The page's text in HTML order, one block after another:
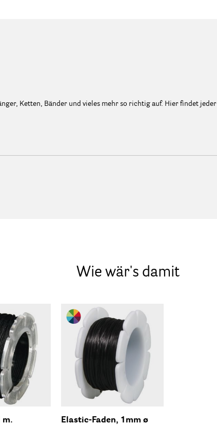
Ketten, Bänder und vieles mehr so richtig auf. Hier findet jeder
Wie wär's damit
m.
Elastic-Faden, 1mm ø